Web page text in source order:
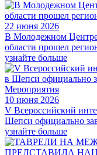
22 июня 2026
В Молодежном Центре
области прошел
узнайте больше
Мероприятия
10 июня 2026
V Всероссийский
Шепси официально
узнайте больше